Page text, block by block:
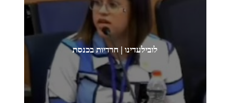
לובילעדינו | חרדיות בכנסת